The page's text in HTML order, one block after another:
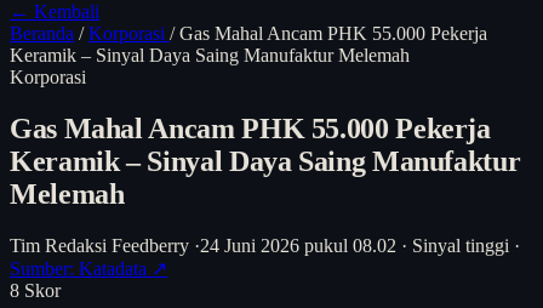
← Kembali
Beranda / Korporasi / Gas Mahal Ancam PHK 55.000 Pekerja
Keramik – Sinyal Daya Saing Manufaktur Melemah
Korporasi
Gas Mahal Ancam PHK 55.000 Pekerja
Keramik – Sinyal Daya Saing Manufaktur
Melemah
Tim Redaksi Feedberry ·24 Juni 2026 pukul 08.02 · Sinyal tinggi ·
Sumber: Katadata ↗
8 Skor